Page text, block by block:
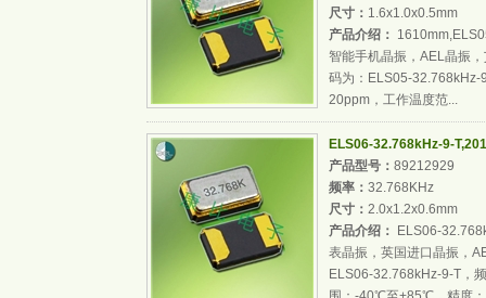
尺寸： 1.6x1.0x0.5mm
产品介绍：
智能手机晶振，AEL晶振
码为：ELS05-32.768kHz-
20ppm，工作温度范...
ELS06-32.768kHz-9-
产品型号： 89212929
频率： 32.768KHz
尺寸： 2.0x1.2x0.6mm
产品介绍：
ELS06-
表晶振，英国进口晶振，
ELS06-32.768kHz-9-T，